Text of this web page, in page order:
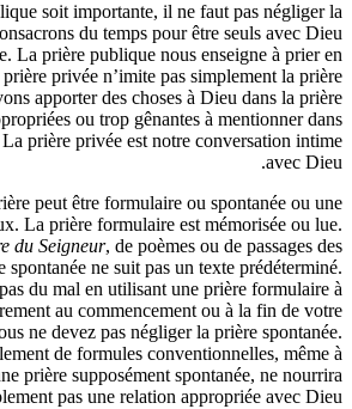
publique soit importante, il ne faut pas
Nous consacrons du temps pour être seuls
privée. La prière publique nous enseigne
mais la prière privée n’imite pas
pouvons apporter des choses à Dieu
inappropriées ou trop gênantes à
La prière privée est notre
la prière peut être formulaire ou
des deux. La prière formulaire est
laPrière du Seigneur, de poèmes ou de
La prière spontanée ne suit pas un texte
ne faites pas du mal en utilisant une prière
particulièrement au commencement ou à la
mais vous ne devez pas négliger la prière
simplement de formules
d’une prière supposément spontanée,
simplement pas une relation appropriée